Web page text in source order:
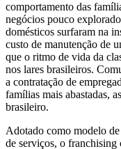
comportamento das
negócios pouco
domésticos surfaram na
custo de manutenção de
que o ritmo de vida da
nos lares brasileiros.
a contratação de
famílias mais abastadas,
brasileiro.
Adotado como modelo
de serviços, o franchising